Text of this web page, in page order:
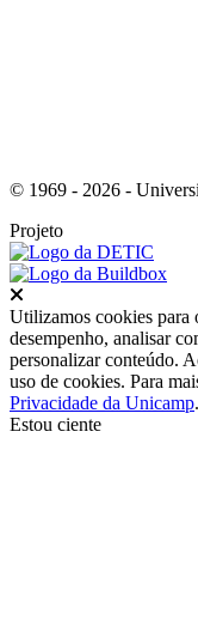
© 1969 - 2026 -
Projeto
Utilizamos cookies para
desempenho, analisar
personalizar conteúdo.
uso de cookies. Para
Privacidade da Unicamp.
Estou ciente